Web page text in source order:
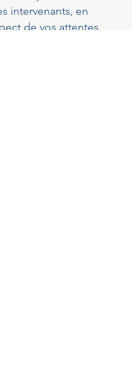
intervenants, en
de vos attentes,